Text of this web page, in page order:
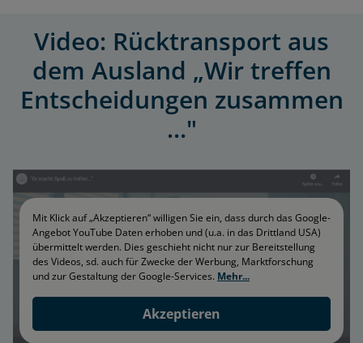
Video: Rück­trans­port aus
dem Ausland „Wir treffen
Entscheidungen zusammen
..."
Mit Klick auf „Akzeptieren“ willigen Sie ein, dass durch das Google-
Angebot YouTube Daten erhoben und (u.a. in das Drittland USA)
übermittelt werden. Dies geschieht nicht nur zur Bereitstellung
des Videos, sd. auch für Zwecke der Werbung, Marktforschung
und zur Gestaltung der Google-Services. Mehr...
Akzeptieren